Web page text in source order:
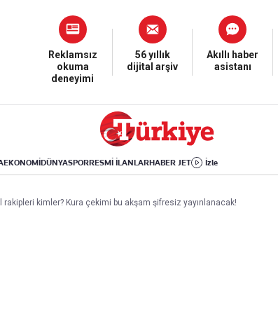
Reklamsız
okuma
deneyimi
56 yıllık
dijital arşiv
Akıllı haber
asistanı
EKONOMİDÜNYASPORRESMİ İLANLARHABER JET İzle
Orta Doğu
Avrupa
Amerika
İsrail-Gazze
Yaşam
Sağlık
Hava Durumu
Yemek
Aktüel
Kültür-Sanat
Sinema
Arkeoloji
Kitap
rakipleri kimler? Kura çekimi bu akşam şifresiz yayınlanacak!